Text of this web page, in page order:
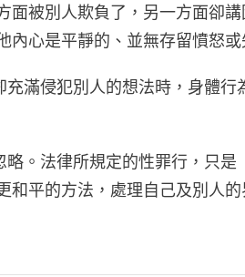
被別人欺負了，另一方面卻
心是平靜的、並無存留憤怒或
滿侵犯別人的想法時，身體行
。法律所規定的性罪行，只是
平的方法，處理自己及別人的